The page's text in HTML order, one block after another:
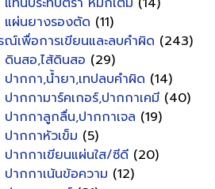
แผ่นยางรองตัด (11)
ณ์เพื่อการเขียนและลบคำผิด (243)
ดินสอ,ไส้ดินสอ (29)
ปากกา,น้ำยา,เทปลบคำผิด (14)
ปากกามาร์คเกอร์,ปากกาเคมี (40)
ปากกาลูกลื่น,ปากกาเจล (19)
ปากกาหัวเข็ม (5)
ปากกาเขียนแผ่นใส/ซีดี (20)
ปากกาเน้นข้อความ (12)